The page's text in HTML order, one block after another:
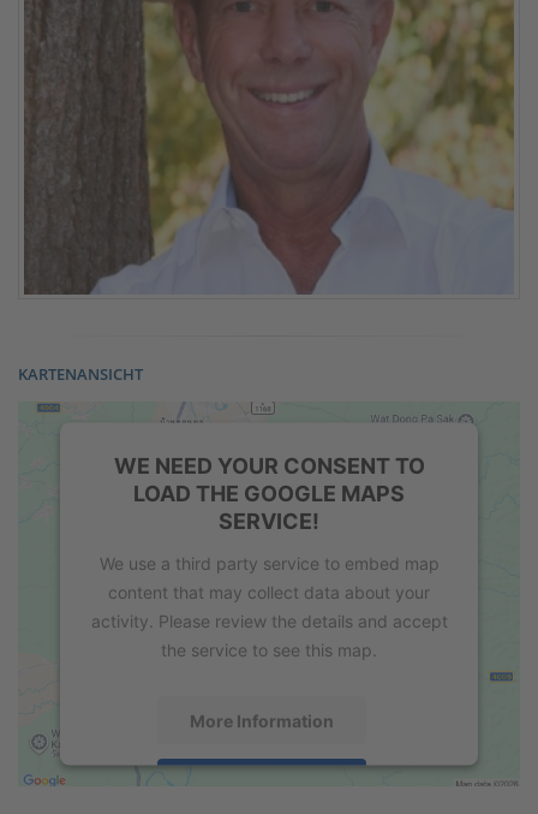
KARTENANSICHT
WE NEED YOUR CONSENT TO
LOAD THE GOOGLE MAPS
SERVICE!
We use a third party service to embed map
content that may collect data about your
activity. Please review the details and accept
the service to see this map.
More Information